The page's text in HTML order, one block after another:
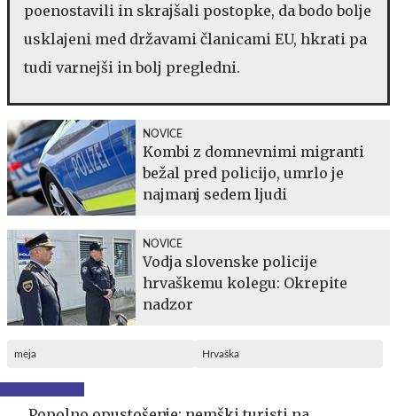
poenostavili in skrajšali postopke, da bodo bolje
usklajeni med državami članicami EU, hkrati pa
tudi varnejši in bolj pregledni.
NOVICE
Kombi z domnevnimi migranti
bežal pred policijo, umrlo je
najmanj sedem ljudi
NOVICE
Vodja slovenske policije
hrvaškemu kolegu: Okrepite
nadzor
meja Hrvaška